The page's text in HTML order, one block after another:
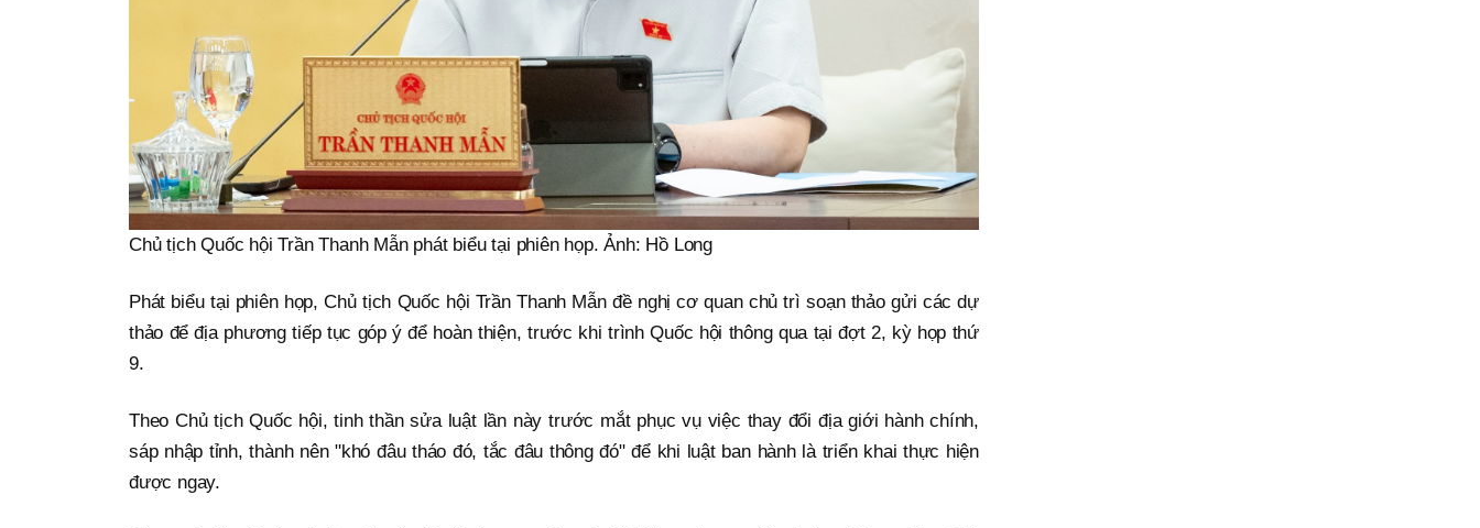
Chủ tịch Quốc hội Trần Thanh Mẫn phát biểu tại phiên họp. Ảnh: Hồ Long
Phát biểu tại phiên họp, Chủ tịch Quốc hội Trần Thanh Mẫn đề nghị cơ quan chủ trì soạn thảo gửi các dự
thảo để địa phương tiếp tục góp ý để hoàn thiện, trước khi trình Quốc hội thông qua tại đợt 2, kỳ họp thứ
9.
Theo Chủ tịch Quốc hội, tinh thần sửa luật lần này trước mắt phục vụ việc thay đổi địa giới hành chính,
sáp nhập tỉnh, thành nên "khó đâu tháo đó, tắc đâu thông đó" để khi luật ban hành là triển khai thực hiện
được ngay.